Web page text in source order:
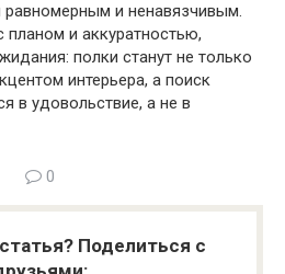
равномерным и ненавязчивым.
планом и аккуратностью,
полки станут не только
интерьера, а поиск
в удовольствие, а не в
0
Поделиться с